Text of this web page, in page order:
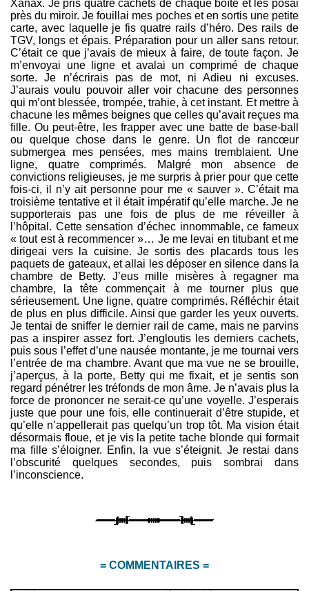
Xanax. Je pris quatre cachets de chaque boîte et les posai
près du miroir. Je fouillai mes poches et en sortis une petite
carte, avec laquelle je fis quatre rails d’héro. Des rails de
TGV, longs et épais. Préparation pour un aller sans retour.
C’était ce que j’avais de mieux à faire, de toute façon. Je
m’envoyai une ligne et avalai un comprimé de chaque
sorte. Je n’écrirais pas de mot, ni Adieu ni excuses.
J’aurais voulu pouvoir aller voir chacune des personnes
qui m’ont blessée, trompée, trahie, à cet instant. Et mettre à
chacune les mêmes beignes que celles qu’avait reçues ma
fille. Ou peut-être, les frapper avec une batte de base-ball
ou quelque chose dans le genre. Un flot de rancœur
submergea mes pensées, mes mains tremblaient. Une
ligne, quatre comprimés. Malgré mon absence de
convictions religieuses, je me surpris à prier pour que cette
fois-ci, il n’y ait personne pour me « sauver ». C’était ma
troisième tentative et il était impératif qu’elle marche. Je ne
supporterais pas une fois de plus de me réveiller à
l’hôpital. Cette sensation d’échec innommable, ce fameux
« tout est à recommencer »… Je me levai en titubant et me
dirigeai vers la cuisine. Je sortis des placards tous les
paquets de gateaux, et allai les déposer en silence dans la
chambre de Betty. J’eus mille misères à regagner ma
chambre, la tête commençait à me tourner plus que
sérieusement. Une ligne, quatre comprimés. Réfléchir était
de plus en plus difficile. Ainsi que garder les yeux ouverts.
Je tentai de sniffer le dernier rail de came, mais ne parvins
pas a inspirer assez fort. J’engloutis les derniers cachets,
puis sous l’effet d’une nausée montante, je me tournai vers
l’entrée de ma chambre. Avant que ma vue ne se brouille,
j’aperçus, à la porte, Betty qui me fixait, et je sentis son
regard pénétrer les tréfonds de mon âme. Je n’avais plus la
force de prononcer ne serait-ce qu’une voyelle. J’esperais
juste que pour une fois, elle continuerait d’être stupide, et
qu’elle n’appellerait pas quelqu’un trop tôt. Ma vision était
désormais floue, et je vis la petite tache blonde qui formait
ma fille s’éloigner. Enfin, la vue s’éteignit. Je restai dans
l’obscurité quelques secondes, puis sombrai dans
l’inconscience.
= COMMENTAIRES =